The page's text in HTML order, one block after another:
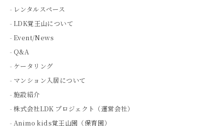
レンタルスペース
LDK覚王山について
Event/News
Q&A
ケータリング
マンション入居について
施設紹介
株式会社LDK プロジェクト（運営会社）
Animo kids覚王山園（保育園）